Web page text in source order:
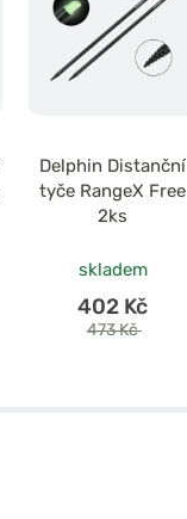
Delphin Distanční
tyče RangeX Free
2ks
skladem
402 Kč
473 Kč